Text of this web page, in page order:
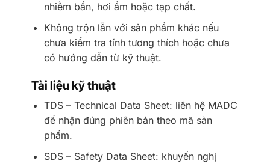
nhiễm bẩn, hơi ẩm hoặc tạp chất.
Không trộn lẫn với sản phẩm khác nếu
chưa kiểm tra tính tương thích hoặc chưa
có hướng dẫn từ kỹ thuật.
Tài liệu kỹ thuật
TDS – Technical Data Sheet: liên hệ MADC
để nhận đúng phiên bản theo mã sản
phẩm.
SDS – Safety Data Sheet: khuyến nghị